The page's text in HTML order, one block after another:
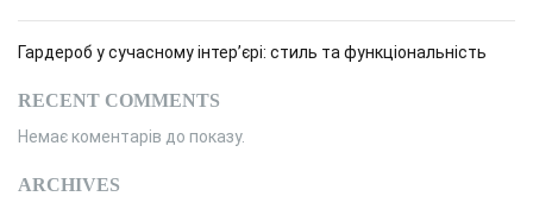
Гардероб у сучасному інтер’єрі: стиль та функціональність
RECENT COMMENTS
Немає коментарів до показу.
ARCHIVES